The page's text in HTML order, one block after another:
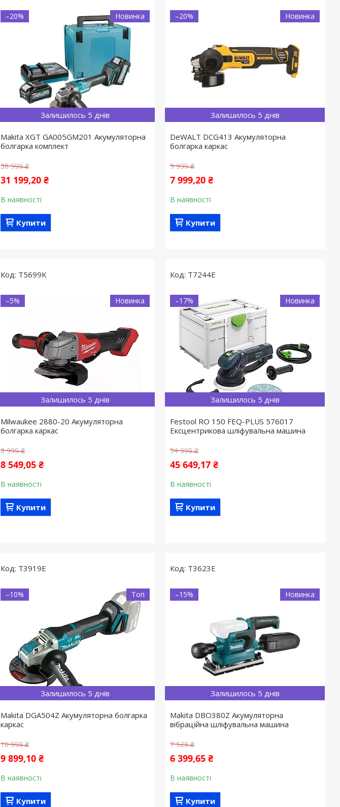
Залишилось 5 днів
Новинка
–20%
Makita XGT GA005GM201 Акумуляторна
болгарка комплект
38 999 ₴
31 199,20 ₴
В наявності
Купити
Залишилось 5 днів
Новинка
–20%
DeWALT DCG413 Акумуляторна
болгарка каркас
9 999 ₴
7 999,20 ₴
В наявності
Купити
T5699K
Залишилось 5 днів
Новинка
–5%
Milwaukee 2880-20 Акумуляторна
болгарка каркас
8 999 ₴
8 549,05 ₴
В наявності
Купити
T7244E
Залишилось 5 днів
Новинка
–17%
Festool RО 150 FEQ-PLUS 576017
Ексцентрикова шліфувальна машина
54 999 ₴
45 649,17 ₴
В наявності
Купити
T3919E
Залишилось 5 днів
Топ
–10%
Makita DGA504Z Акумуляторна болгарка
каркас
10 999 ₴
9 899,10 ₴
В наявності
Купити
T3623E
Залишилось 5 днів
Новинка
–15%
Makita DBO380Z Акумуляторна
вібраційна шліфувальна машина
7 529 ₴
6 399,65 ₴
В наявності
Купити